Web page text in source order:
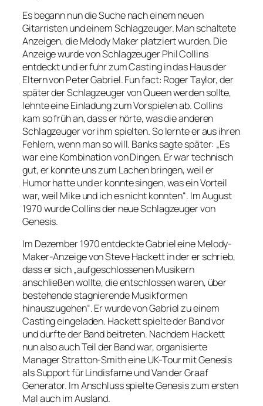
Es begann nun die Suche nach einem neuen
Gitarristen und einem Schlagzeuger. Man schaltete
Anzeigen, die Melody Maker platziert wurden. Die
Anzeige wurde von Schlagzeuger Phil Collins
entdeckt und er fuhr zum Casting in das Haus der
Eltern von Peter Gabriel. Fun fact: Roger Taylor, der
später der Schlagzeuger von Queen werden sollte,
lehnte eine Einladung zum Vorspielen ab. Collins
kam so früh an, dass er hörte, was die anderen
Schlagzeuger vor ihm spielten. So lernte er aus ihren
Fehlern, wenn man so will. Banks sagte später: „Es
war eine Kombination von Dingen. Er war technisch
gut, er konnte uns zum Lachen bringen, weil er
Humor hatte und er konnte singen, was ein Vorteil
war, weil Mike und ich es nicht konnten“. Im August
1970 wurde Collins der neue Schlagzeuger von
Genesis.
Im Dezember 1970 entdeckte Gabriel eine Melody-
Maker-Anzeige von Steve Hackett in der er schrieb,
dass er sich „aufgeschlossenen Musikern
anschließen wollte, die entschlossen waren, über
bestehende stagnierende Musikformen
hinauszugehen“. Er wurde von Gabriel zu einem
Casting eingeladen. Hackett spielte der Band vor
und durfte der Band beitreten. Nachdem Hackett
nun also auch Teil der Band war, organisierte
Manager Stratton-Smith eine UK-Tour mit Genesis
als Support für Lindisfarne und Van der Graaf
Generator. Im Anschluss spielte Genesis zum ersten
Mal auch im Ausland.